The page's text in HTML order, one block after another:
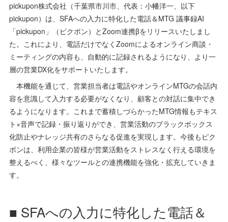
pickupon株式会社（千葉県市川市、代表：小幡洋一、以下
pickupon）は、SFAへの入力に特化した電話＆MTG 議事録AI
「pickupon」（ピクポン）とZoom連携βをリリースいたしまし
た。これにより、電話だけでなくZoomによるオンライン商談・
ミーティングの内容も、自動的に記録されるようになり、より一
層の営業DX化をサポートいたします。
本機能を通じて、営業担当者は電話やオンラインMTGの会話内
容を意識して入力する必要がなくなり、顧客との対話に集中でき
るようになります。これまで蓄積しづらかったMTG情報もテキス
ト×音声で記録・振り返りができ、営業活動のブラックボックス
化防止やナレッジ共有のさらなる促進を実現します。今後もピク
ポンは、利用企業の皆様が営業活動をストレスなく行える環境を
整えるべく、様々なツールとの連携機能を強化・拡充していきま
す。
■ SFAへの入力に特化した電話＆